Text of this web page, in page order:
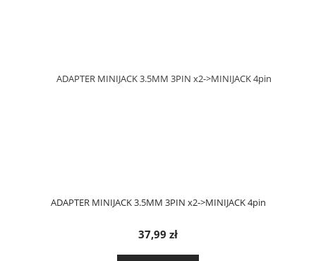
ADAPTER MINIJACK 3.5MM 3PIN x2->MINIJACK 4pin
37,99 zł